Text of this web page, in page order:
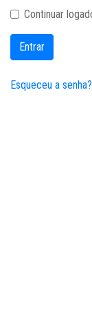
Continuar
Entrar
Esqueceu a senha?